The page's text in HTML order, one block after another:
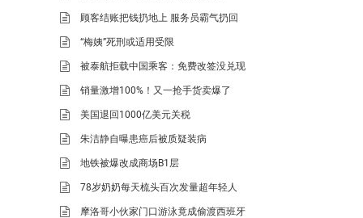
顾客结账把钱扔地上 服务员霸气扔回
“梅姨”死刑或适用受限
被泰航拒载中国乘客：免费改签没兑现
销量激增100%！又一抢手货卖爆了
美国退回1000亿美元关税
朱洁静自曝患癌后被质疑装病
地铁被爆改成商场B1层
78岁奶奶每天梳头百次发量超年轻人
摩洛哥小伙家门口游泳竟成偷渡西班牙